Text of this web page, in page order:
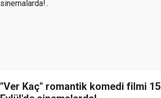
"Ver Kaç" romantik komedi filmi 15